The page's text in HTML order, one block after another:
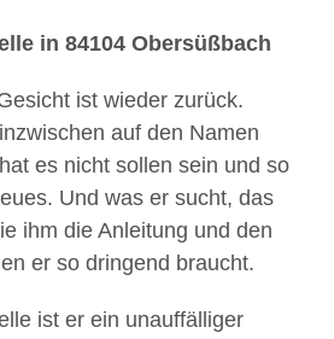
in 84104 Obersüßbach
ist wieder zurück.
auf den Namen
es nicht sollen sein und so
Und was er sucht, das
ihm die Anleitung und den
er so dringend braucht.
ist er ein unauffälliger